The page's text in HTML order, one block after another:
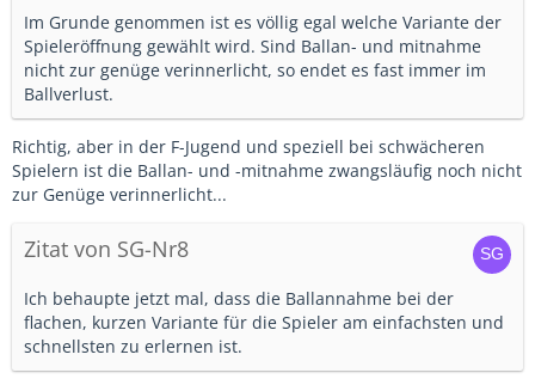
Im Grunde genommen ist es völlig egal welche Variante der
Spieleröffnung gewählt wird. Sind Ballan- und mitnahme
nicht zur genüge verinnerlicht, so endet es fast immer im
Ballverlust.
Richtig, aber in der F-Jugend und speziell bei schwächeren
Spielern ist die Ballan- und -mitnahme zwangsläufig noch nicht
zur Genüge verinnerlicht...
Zitat von SG-Nr8
Ich behaupte jetzt mal, dass die Ballannahme bei der
flachen, kurzen Variante für die Spieler am einfachsten und
schnellsten zu erlernen ist.